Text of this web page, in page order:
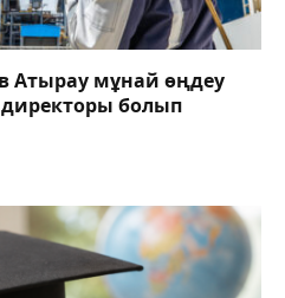
Атырау мұнай өңдеу
болып